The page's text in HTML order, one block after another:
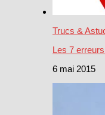
Trucs &
Les 7
6 mai 2015